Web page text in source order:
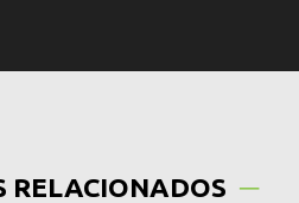
RELACIONADOS